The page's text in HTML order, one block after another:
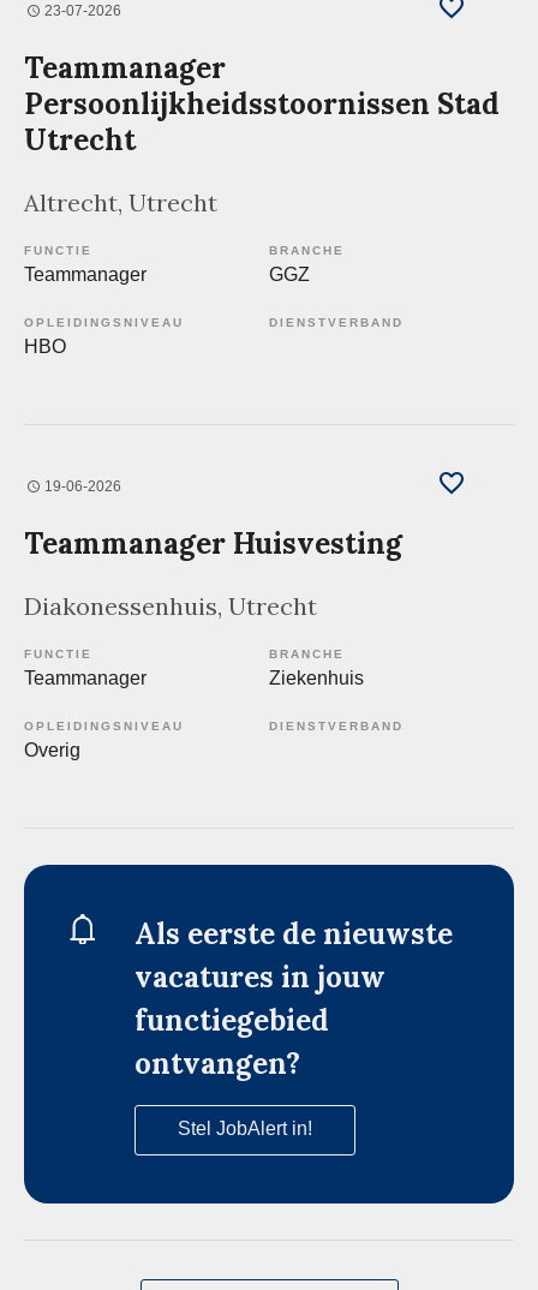
23-07-2026
Teammanager
Persoonlijkheidsstoornissen Stad
Utrecht
Altrecht, Utrecht
FUNCTIE
Teammanager
BRANCHE
GGZ
OPLEIDINGSNIVEAU
HBO
DIENSTVERBAND
19-06-2026
Teammanager Huisvesting
Diakonessenhuis, Utrecht
FUNCTIE
Teammanager
BRANCHE
Ziekenhuis
OPLEIDINGSNIVEAU
Overig
DIENSTVERBAND
Als eerste de nieuwste
vacatures in jouw
functiegebied
ontvangen?
Stel JobAlert in!